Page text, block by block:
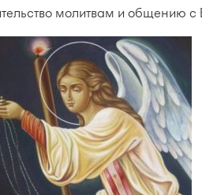
молитвам и общению с